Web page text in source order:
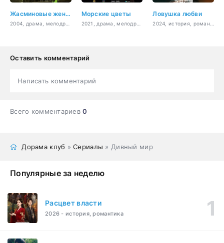
Жасминовые женщины Морские цветы
2021, драма, мелодрама, бизнес, романтика
Ловушка любви
Оставить комментарий
Написать комментарий
Всего комментариев0
Дорама клуб »Сериалы » Дивный мир
Популярные за неделю
Расцвет власти
2026 - история, романтика